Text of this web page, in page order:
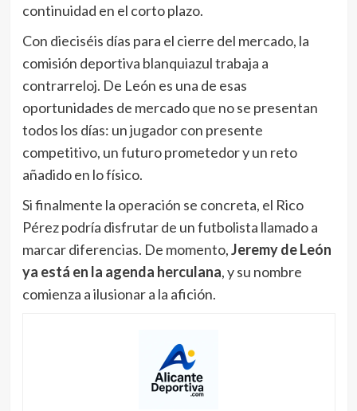
continuidad en el corto plazo.
Con dieciséis días para el cierre del mercado, la
comisión deportiva blanquiazul trabaja a
contrarreloj. De León es una de esas
oportunidades de mercado que no se presentan
todos los días: un jugador con presente
competitivo, un futuro prometedor y un reto
añadido en lo físico.
Si finalmente la operación se concreta, el Rico
Pérez podría disfrutar de un futbolista llamado a
marcar diferencias. De momento,Jeremy de León
ya está en la agenda herculana, y su nombre
comienza a ilusionar a la afición.